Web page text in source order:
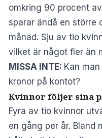
omkring 90 procent
sparar ändå en större
månad. Sju av tio
vilket är något fler än
MISSA INTE: Kan
kronor på kontot?
Kvinnor följer sina
Fyra av tio kvinnor
en gång per år. Bland